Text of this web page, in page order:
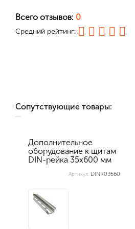
Всего отзывов: 0
Средний рейтинг:
Сопутствующие товары:
Дополнительное
оборудование к щитам
DIN-рейка 35х600 мм
Артикул: DINR03560